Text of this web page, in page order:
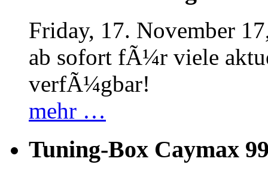
Friday, 17. November
ab sofort fÃ¼r viele
verfÃ¼gbar!
mehr …
Tuning-Box Caymax